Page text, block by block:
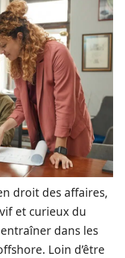
droit des affaires,
et curieux du
dans les
Loin d’être